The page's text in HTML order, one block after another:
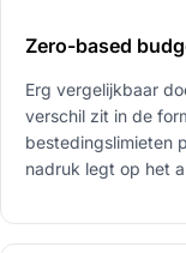
Zero-based
Erg vergelijkbaar
verschil zit in de
bestedingslimieten
nadruk legt op het